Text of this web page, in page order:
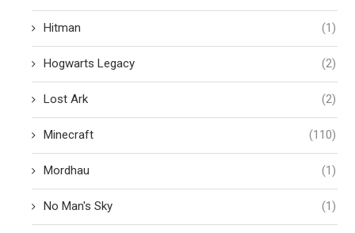
Hitman (1)
Hogwarts Legacy (2)
Lost Ark (2)
Minecraft (110)
Mordhau (1)
No Man's Sky (1)